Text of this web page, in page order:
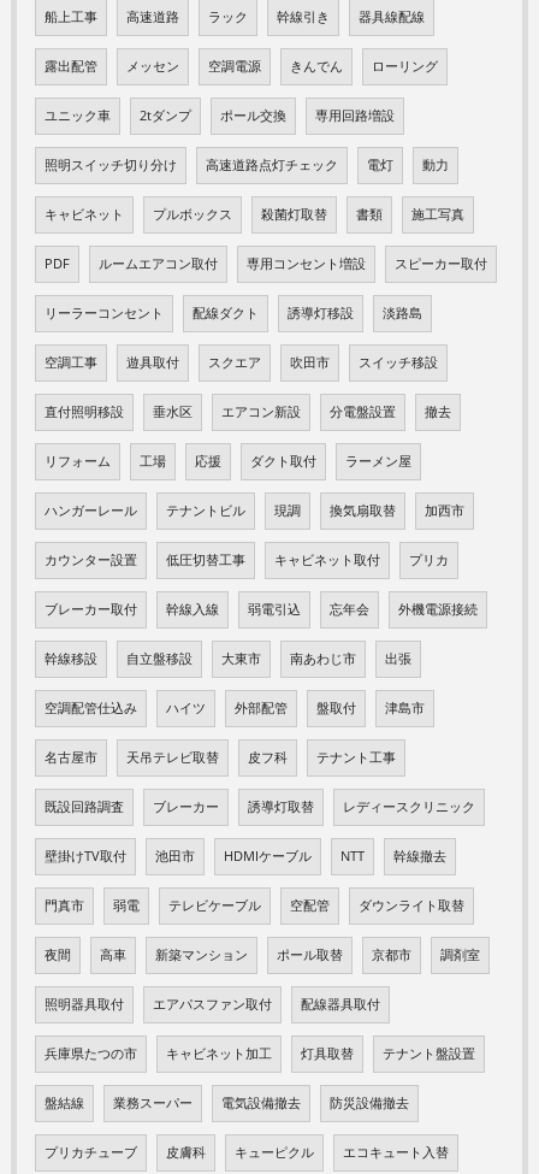
船上工事 高速道路 ラック 幹線引き 器具線配線
露出配管 メッセン 空調電源 きんでん ローリング
ユニック車 2tダンプ ポール交換 専用回路増設
照明スイッチ切り分け 高速道路点灯チェック 電灯 動力
キャビネット プルボックス 殺菌灯取替 書類 施工写真
PDF ルームエアコン取付 専用コンセント増設 スピーカー取付
リーラーコンセント 配線ダクト 誘導灯移設 淡路島
空調工事 遊具取付 スクエア 吹田市 スイッチ移設
直付照明移設 垂水区 エアコン新設 分電盤設置 撤去
リフォーム 工場 応援 ダクト取付 ラーメン屋
ハンガーレール テナントビル 現調 換気扇取替 加西市
カウンター設置 低圧切替工事 キャビネット取付 プリカ
ブレーカー取付 幹線入線 弱電引込 忘年会 外機電源接続
幹線移設 自立盤移設 大東市 南あわじ市 出張
空調配管仕込み ハイツ 外部配管 盤取付 津島市
名古屋市 天吊テレビ取替 皮フ科 テナント工事
既設回路調査 ブレーカー 誘導灯取替 レディースクリニック
壁掛けTV取付 池田市 HDMIケーブル NTT 幹線撤去
門真市 弱電 テレビケーブル 空配管 ダウンライト取替
夜間 高車 新築マンション ポール取替 京都市 調剤室
照明器具取付 エアパスファン取付 配線器具取付
兵庫県たつの市 キャビネット加工 灯具取替 テナント盤設置
盤結線 業務スーパー 電気設備撤去 防災設備撤去
プリカチューブ 皮膚科 キューピクル エコキュート入替